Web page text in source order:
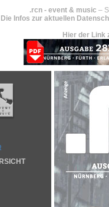
.rcn - event & music –
Die Infos zur aktuellen
Hier der Link